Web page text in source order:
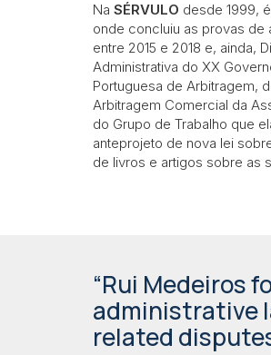
Na SÉRVULO desde 1999,
onde concluiu as provas de
entre 2015 e 2018 e, ainda,
Administrativa do XX
Portuguesa de Arbitragem,
Arbitragem Comercial da
do Grupo de Trabalho que
anteprojeto de nova lei
de livros e artigos sobre as
“Rui Medeiros
administrative
related